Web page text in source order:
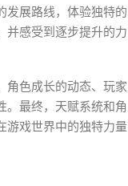
发展路线，体验独特的
并感受到逐步提升的力
角色成长的动态、玩家
。最终，天赋系统和角
游戏世界中的独特力量